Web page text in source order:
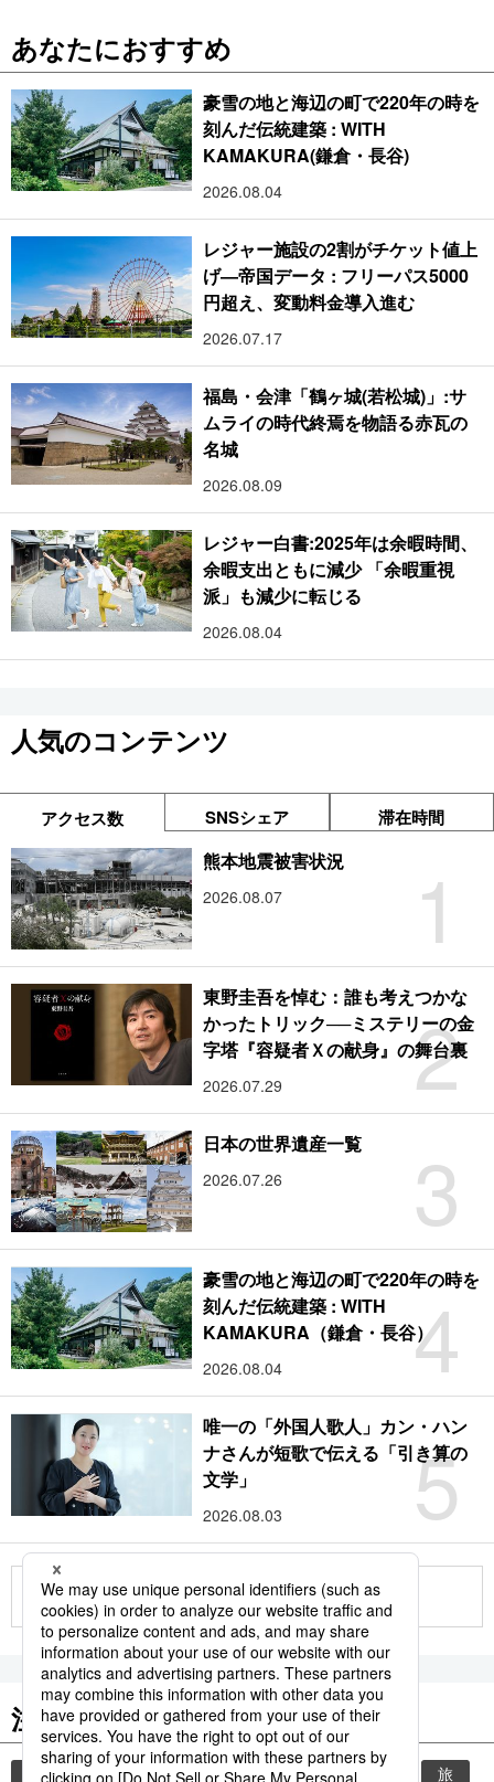
あなたにおすすめ
豪雪の地と海辺の町で220年の時を
刻んだ伝統建築 : WITH
KAMAKURA(鎌倉・長谷)
2026.08.04
レジャー施設の2割がチケット値上
げ―帝国データ : フリーパス5000
円超え、変動料金導入進む
2026.07.17
福島・会津「鶴ヶ城(若松城)」:サ
ムライの時代終焉を物語る赤瓦の
名城
2026.08.09
レジャー白書:2025年は余暇時間、
余暇支出ともに減少 「余暇重視
派」も減少に転じる
2026.08.04
人気のコンテンツ
アクセス数 SNSシェア 滞在時間
1
熊本地震被害状況
2026.08.07
2
東野圭吾を悼む：誰も考えつかな
かったトリック──ミステリーの金
字塔『容疑者Ｘの献身』の舞台裏
2026.07.29
3
日本の世界遺産一覧
2026.07.26
4
豪雪の地と海辺の町で220年の時を
刻んだ伝統建築 : WITH
KAMAKURA（鎌倉・長谷）
2026.08.04
5
唯一の「外国人歌人」カン・ハン
ナさんが短歌で伝える「引き算の
文学」
2026.08.03
もっと見る
注目のキーワード
共同通信ニュース 時事通信ニュース 観光 旅